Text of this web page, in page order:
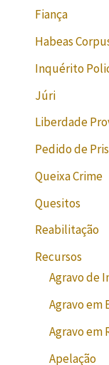
Fiança
Habeas
Inquérito
Júri
Liberdade
Pedido de
Queixa Crime
Quesitos
Reabilitação
Recursos
Agravo de
Agravo em
Agravo em
Apelação